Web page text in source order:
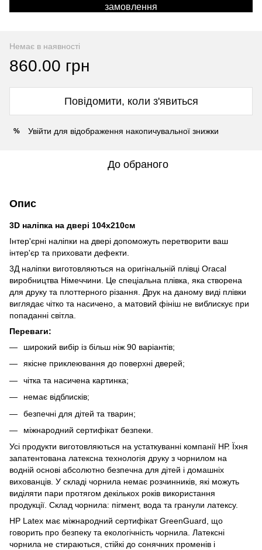
замовлення
Немає в наявності
860.00 грн
Повідомити, коли з'явиться
% Увійти для відображення накопичувальної знижки
До обраного
Опис
3D наліпка на двері 104х210см
Інтер'єрні наліпки на двері допоможуть перетворити ваш
інтер'єр та приховати дефекти.
3Д наліпки виготовляються на оригінальній плівці Oracal
виробництва Німеччини. Це спеціальна плівка, яка створена
для друку та плоттерного різання. Друк на даному виді плівки
виглядає чітко та насичено, а матовий фініш не виблискує при
попаданні світла.
Переваги:
широкий вибір із більш ніж 90 варіантів;
якісне приклеювання до поверхні дверей;
чітка та насичена картинка;
немає відблисків;
безпечні для дітей та тварин;
міжнародний сертифікат безпеки.
Усі продукти виготовляються на устаткуванні компанії НР. Їхня
запатентована латексна технологія друку з чорнилом на
водній основі абсолютно безпечна для дітей і домашніх
вихованців. У складі чорнила немає розчинників, які можуть
виділяти пари протягом декількох років використання
продукції. Склад чорнила: пігмент, вода та гранули латексу.
HP Latex має міжнародний сертифікат GreenGuard, що
говорить про безпеку та екологічність чорнила. Латексні
чорнила не стираються, стійкі до сонячних променів і